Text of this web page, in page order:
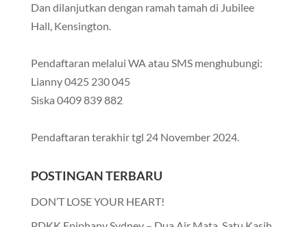
Dan dilanjutkan dengan ramah tamah di Jubilee
Hall, Kensington.
Pendaftaran melalui WA atau SMS menghubungi:
Lianny 0425 230 045
Siska 0409 839 882
Pendaftaran terakhir tgl 24 November 2024.
POSTINGAN TERBARU
DON’T LOSE YOUR HEART!